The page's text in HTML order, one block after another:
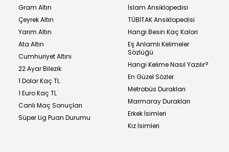
Gram Altın
Çeyrek Altın
Yarım Altın
Ata Altın
Cumhuriyet Altını
22 Ayar Bilezik
1 Dolar Kaç TL
1 Euro Kaç TL
Canlı Maç Sonuçları
Süper Lig Puan Durumu
İslam Ansiklopedisi
TÜBİTAK Ansiklopedisi
Hangi Besin Kaç Kalori
Eş Anlamlı Kelimeler
Sözlüğü
Hangi Kelime Nasıl Yazılır?
En Güzel Sözler
Metrobüs Durakları
Marmaray Durakları
Erkek İsimleri
Kız İsimleri